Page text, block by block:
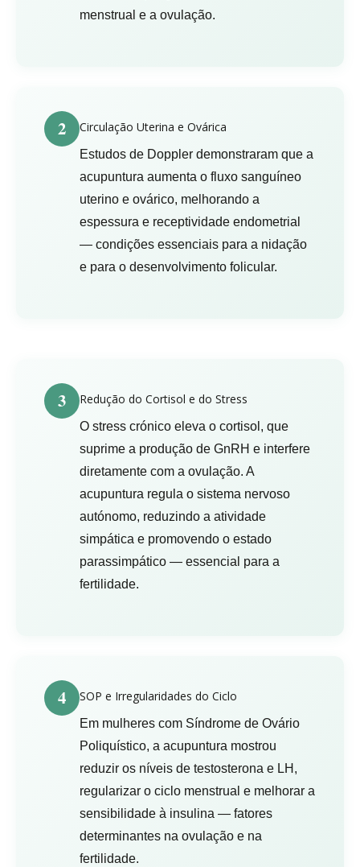
menstrual e a ovulação.
2 Circulação Uterina e Ovárica
Estudos de Doppler demonstraram que a
acupuntura aumenta o fluxo sanguíneo
uterino e ovárico, melhorando a
espessura e receptividade endometrial
— condições essenciais para a nidação
e para o desenvolvimento folicular.
3 Redução do Cortisol e do Stress
O stress crónico eleva o cortisol, que
suprime a produção de GnRH e interfere
diretamente com a ovulação. A
acupuntura regula o sistema nervoso
autónomo, reduzindo a atividade
simpática e promovendo o estado
parassimpático — essencial para a
fertilidade.
4 SOP e Irregularidades do Ciclo
Em mulheres com Síndrome de Ovário
Poliquístico, a acupuntura mostrou
reduzir os níveis de testosterona e LH,
regularizar o ciclo menstrual e melhorar a
sensibilidade à insulina — fatores
determinantes na ovulação e na
fertilidade.